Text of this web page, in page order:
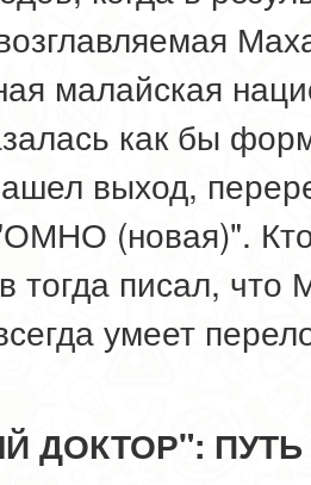
малайская
как бы
выход,
(новая)".
тогда писал, что
умеет
ДОКТОР": ПУТЬ